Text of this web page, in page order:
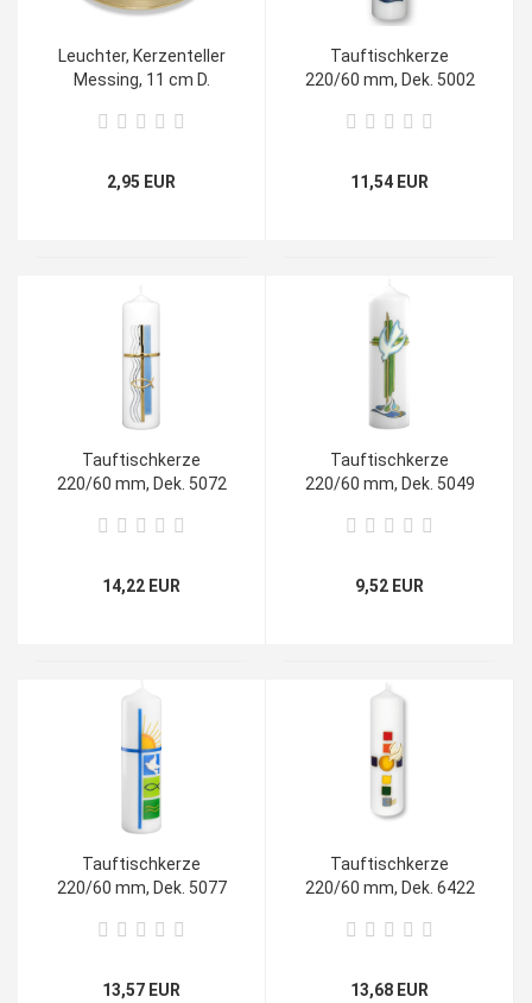
Leuchter, Kerzenteller
Messing, 11 cm D.
2,95 EUR
Tauftischkerze
220/60 mm, Dek. 5002
11,54 EUR
Tauftischkerze
220/60 mm, Dek. 5072
14,22 EUR
Tauftischkerze
220/60 mm, Dek. 5049
9,52 EUR
Tauftischkerze
220/60 mm, Dek. 5077
13,57 EUR
Tauftischkerze
220/60 mm, Dek. 6422
13,68 EUR